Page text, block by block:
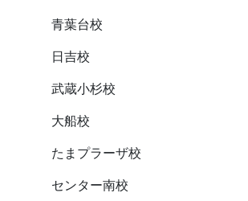
青葉台校
日吉校
武蔵小杉校
大船校
たまプラーザ校
センター南校